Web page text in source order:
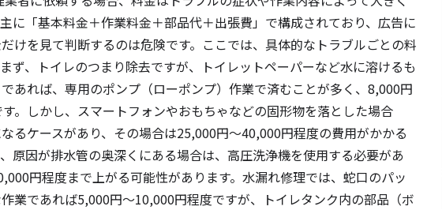
に「基本料金＋作業料金＋部品代＋出張費」で構成されており、広告に
けを見て判断するのは危険です。ここでは、具体的なトラブルごとの料
ず、トイレのつまり除去ですが、トイレットペーパーなど水に溶けるも
あれば、専用のポンプ（ローポンプ）作業で済むことが多く、8,000円
。しかし、スマートフォンやおもちゃなどの固形物を落とした場合
るケースがあり、その場合は25,000円～40,000円程度の費用がかかる
原因が排水管の奥深くにある場合は、高圧洗浄機を使用する必要があ
円程度まで上がる可能性があります。水漏れ修理では、蛇口のパッ
業であれば5,000円～10,000円程度ですが、トイレタンク内の部品（ボ